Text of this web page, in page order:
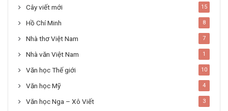
Cây viết mới 15
Hồ Chí Minh 8
Nhà thơ Việt Nam 7
Nhà văn Việt Nam 1
Văn học Thế giới 10
Văn học Mỹ 4
Văn học Nga – Xô Viết 3